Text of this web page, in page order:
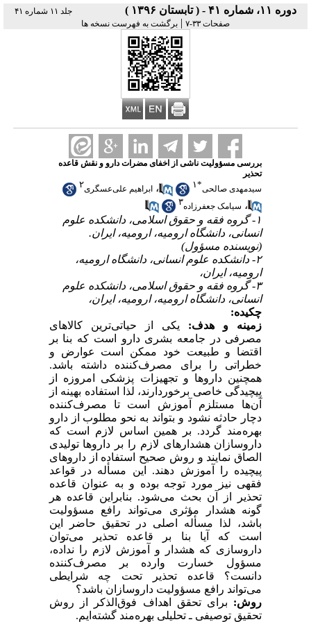
دوره ۱۱، شماره ۴۱ - ( تابستان ۱۳۹۶ )
جلد ۱۱ شماره ۴۱
صفحات ۳۳-۷
| برگشت به فهرست نسخه ها
بررسی مسؤولیت ناشی از اخفای مضرات دارو و نقش قاعده
تحذیر
سیدمهدی صالحی*۱ ، ابراهیم علی‌عسگری۲
، سیامک جعفرزاده۳
۱- گروه فقه و حقوق اسلامی، دانشکده علوم
انسانی، دانشگاه ارومیه، ارومیه، ایران.
(نویسنده مسؤول)
۲- دانشکده علوم انسانی، دانشگاه ارومیه،
ارومیه، ایران،
۳- گروه فقه و حقوق اسلامی، دانشکده علوم
انسانی، دانشگاه ارومیه، ارومیه، ایران،
چکیده:
زمینه و هدف: یکی از حیاتی‌ترین کالاهای
مصرفی در جامعه بشری دارو است که بنا بر
اقتضا و طبیعت خود ممکن است عوارض و
خطراتی را برای مصرف‌کننده داشته باشد.
همچنین داروها و تجهیزات پزشکی امروزه از
پیچیدگی خاصی برخوردارند، لذا استفاده بهینه از
آن‌ها مستلزم آموزش است تا مصرف‌کننده
دچار حادثه نشود و بتواند به نحو مطلوب از دارو
بهره‌مند گردد. بر همین اساس لازم است که
داروسازان هشدارهای لازم را بر داروها تولیدی
الصاق نمایند و روش صحیح استفاده از داروهای
پیچیده را آموزش دهند. این مسأله در قواعد
فقهی نیز مورد توجه بوده و به عنوان قاعده
تحذیر از آن بحث می‌شود. بنابراین قاعده هر
گونه هشدار مؤثری می‌تواند رافع مسؤولیت
باشد، لذا مسأله اصلی در تحقیق حاضر این
است که آیا بنا بر قاعده تحذیر می‌توان
داروسازی که هشدار و آموزش لازم را نداده،
مسؤول خسارت وارده بر مصرف‌کننده
دانست؟ قاعده تحذیر تحت چه شرایطی
می‌تواند رافع مسؤولیت داروسازان باشد؟
روش: برای تحقق اهداف فوق‌الذکر از روش
تحقیق توصیفی ـ تحلیلی بهره‌مند گشته‌ایم.